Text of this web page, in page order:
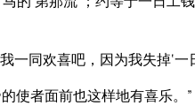
一同欢喜吧，因为我失掉‘一
使者面前也这样地有喜乐。”